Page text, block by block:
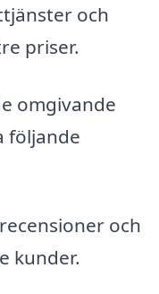
och
priser.
omgivande
följande
och
kunder.